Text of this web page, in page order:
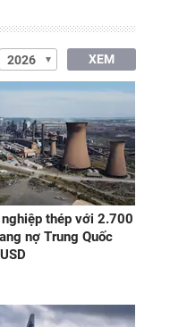
XEM
nghiệp thép với 2.700
nợ Trung Quốc